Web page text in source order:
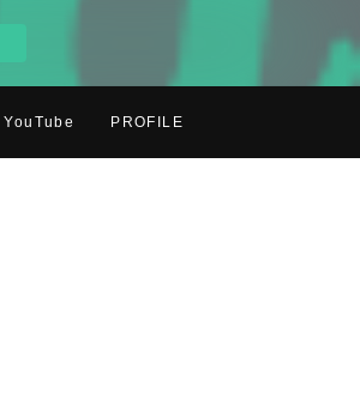
YouTube PROFILE